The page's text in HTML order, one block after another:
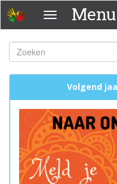
Overslaan
en
naar
de
inhoud
gaan
Menu Menu
Zoekveld
Zoeken
Volgend